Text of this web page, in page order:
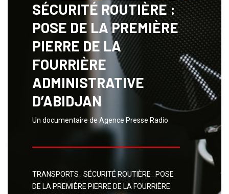
SÉCURITÉ ROUTIÈRE :
POSE DE LA PREMIÈRE
PIERRE DE LA
FOURRIÈRE
ADMINISTRATIVE
D’ABIDJAN
Un documentaire de Agence Presse Radio
TRANSPORTS : SÉCURITÉ ROUTIÈRE : POSE
DE LA PREMIÈRE PIERRE DE LA FOURRIÈRE